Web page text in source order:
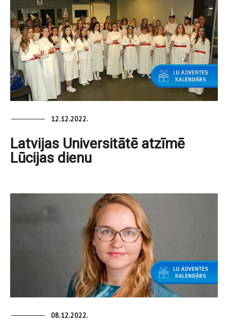
12.12.2022.
Latvijas Universitātē atzīmē
Lūcijas dienu
08.12.2022.